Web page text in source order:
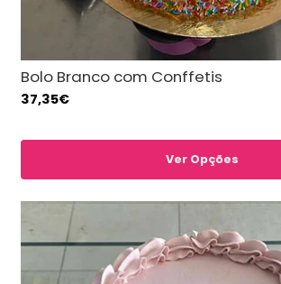
Bolo Branco com Conffetis
37,35€
Ver Opções